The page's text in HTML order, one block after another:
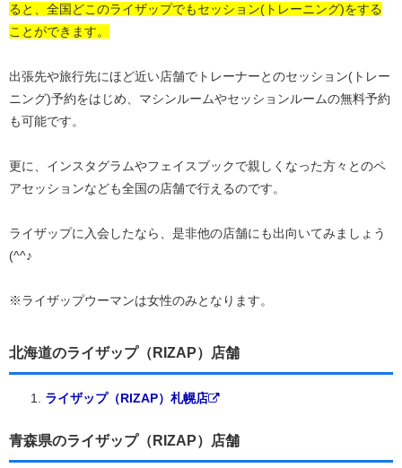
ると、全国どこのライザップでもセッション(トレーニング)をする
ことができます。
出張先や旅行先にほど近い店舗でトレーナーとのセッション(トレー
ニング)予約をはじめ、マシンルームやセッションルームの無料予約
も可能です。
更に、インスタグラムやフェイスブックで親しくなった方々とのペ
アセッションなども全国の店舗で行えるのです。
ライザップに入会したなら、是非他の店舗にも出向いてみましょう
(^^♪
※ライザップウーマンは女性のみとなります。
北海道のライザップ（RIZAP）店舗
ライザップ（RIZAP）札幌店
青森県のライザップ（RIZAP）店舗